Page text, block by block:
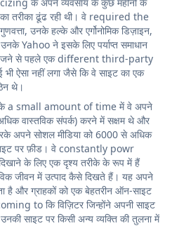
तरीका ढूंढ रही थी। वे required the
उनके हल्के और एर्गोनोमिक डिज़ाइन,
Yahoo ने इसके लिए पर्याप्त समाधान
खोजने से पहले एक different third-party
ऐसा नहीं लगा जैसे कि वे साइट का एक
थे।
के a small amount of time में वे अपने
वास्तविक संपर्क) करने में सक्षम थे और
अपने सोशल मीडिया को 6000 से अधिक
पर फ़ीड। वे constantly powr
के लिए एक दृश्य तरीके के रूप में हैं
जीवन में उत्पाद कैसे दिखते हैं। यह अपने
है और ग्राहकों को एक बेहतरीन ऑन-साइट
to कि विज़िटर जिन्होंने अपनी साइट
साइट पर किसी अन्य व्यक्ति की तुलना में